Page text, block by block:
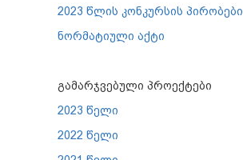
2023 წლის კონკურსის პირობები
ნორმატიული აქტი
გამარჯვებული პროექტები
2023 წელი
2022 წელი